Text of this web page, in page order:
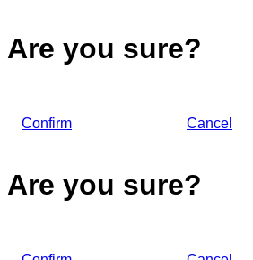
Are you sure?
Confirm Cancel
Are you sure?